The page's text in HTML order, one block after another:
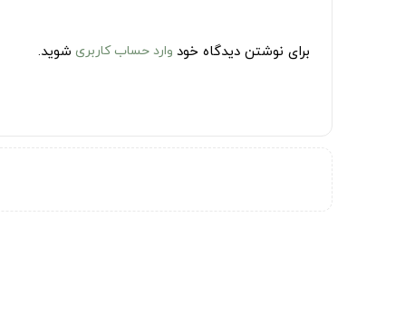
برای نوشتن دیدگاه خود وارد حساب کاربری شوید.